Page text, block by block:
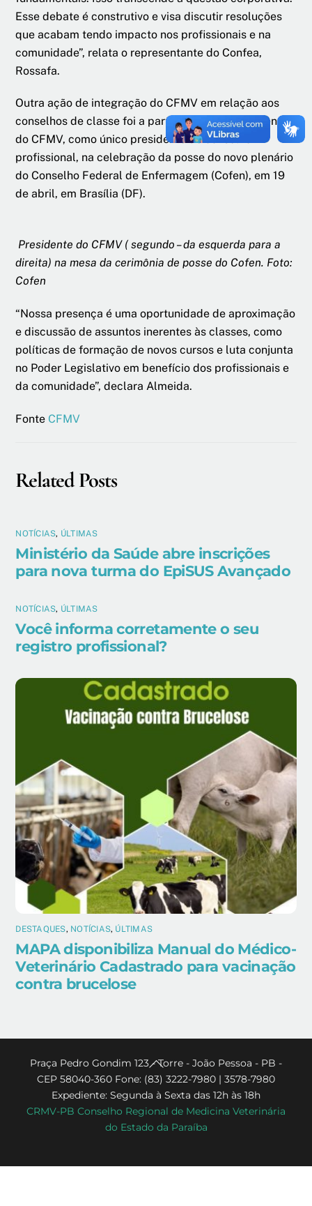
Esse debate é construtivo e visa discutir resoluções
que acabam tendo impacto nos profissionais e na
comunidade”, relata o representante do Confea,
Rossafa.
Outra ação de integração do CFMV em relação aos
conselhos de classe foi a participação do presidente
do CFMV, como único presidente de conselho
profissional, na celebração da posse do novo plenário
do Conselho Federal de Enfermagem (Cofen), em 19
de abril, em Brasília (DF).
Presidente do CFMV ( segundo – da esquerda para a
direita) na mesa da cerimônia de posse do Cofen. Foto:
Cofen
“Nossa presença é uma oportunidade de aproximação
e discussão de assuntos inerentes às classes, como
políticas de formação de novos cursos e luta conjunta
no Poder Legislativo em benefício dos profissionais e
da comunidade”, declara Almeida.
Fonte CFMV
Related Posts
NOTÍCIAS, ÚLTIMAS
Ministério da Saúde abre inscrições
para nova turma do EpiSUS Avançado
NOTÍCIAS, ÚLTIMAS
Você informa corretamente o seu
registro profissional?
DESTAQUES, NOTÍCIAS, ÚLTIMAS
MAPA disponibiliza Manual do Médico-
Veterinário Cadastrado para vacinação
contra brucelose
Back
To
Top
Praça Pedro Gondim 123 - Torre - João Pessoa - PB -
CEP 58040-360 Fone: (83) 3222-7980 | 3578-7980
Expediente: Segunda à Sexta das 12h às 18h
CRMV-PB Conselho Regional de Medicina Veterinária
do Estado da Paraíba